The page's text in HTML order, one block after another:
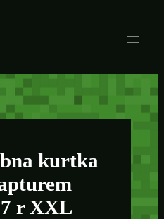
kurtka
r XXL